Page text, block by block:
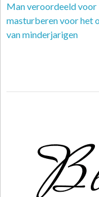
Man veroordeeld voor
masturberen voor het
van minderjarigen